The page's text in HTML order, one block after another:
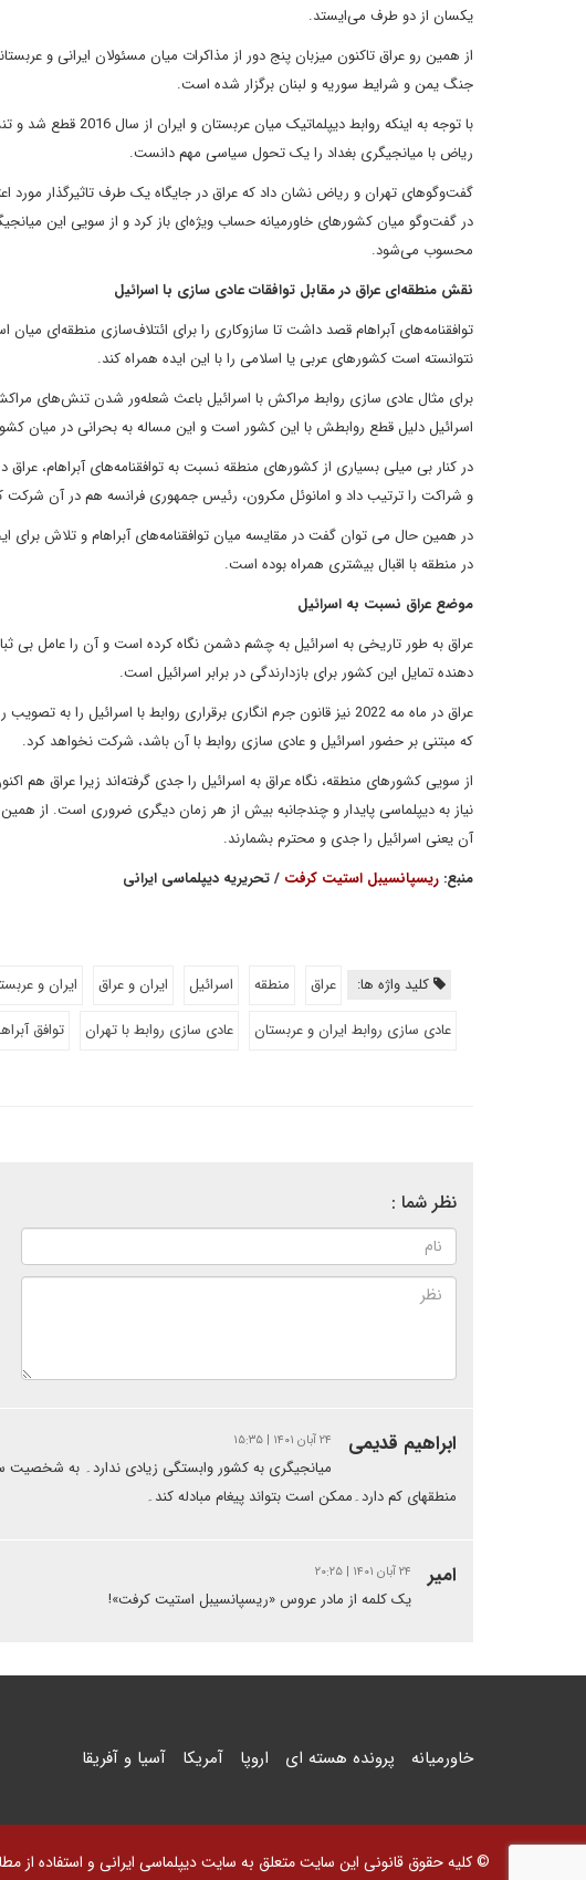
یکسان از دو طرف می‌ایستد.
از همین رو عراق تاکنون میزبان پنج دور از مذاکرات میان مسئولان ایرانی و
جنگ یمن و شرایط سوریه و لبنان برگزار شده است.
با توجه به اینکه
ریاض با میانجیگری بغداد را یک تحول سیاسی مهم دانست.
گفت‌وگوهای تهران و ریاض نشان داد که عراق در جایگاه یک طرف تاثیرگذار مورد
در گفت‌وگو میان کشورهای خاورمیانه حساب ویژه‌ای باز کرد و از سویی این
محسوب می‌شود.
نقش منطقه‌ای عراق در مقابل توافقات عادی سازی با اسرائیل
توافقنامه‌های آبراهام قصد داشت تا سازوکاری را برای ائتلاف‌سازی منطقه‌ای
نتوانسته است کشورهای عربی یا اسلامی را با این ایده همراه کند.
برای مثال عادی سازی روابط مراکش با اسرائیل باعث شعله‌ور شدن تنش‌های
اسرائیل دلیل قطع روابطش با این کشور است و این مساله به بحرانی در میان
و شراکت را ترتیب داد و امانوئل مکرون، رئیس جمهوری فرانسه هم در آن شرکت
در همین حال می توان گفت در مقایسه میان توافقنامه‌های آبراهام و تلاش برای
در منطقه با اقبال بیشتری همراه بوده است.
موضع عراق نسبت به اسرائیل
عراق به طور تاریخی به اسرائیل به چشم دشمن نگاه کرده است و آن را عامل بی
دهنده تمایل این کشور برای بازدارندگی در برابر اسرائیل است.
عراق در ماه مه 2022 نیز قانون جرم انگاری برقراری روابط با
که مبتنی بر حضور اسرائیل و عادی سازی روابط با آن باشد، شرکت نخواهد کرد.
از سویی کشورهای منطقه، نگاه عراق به اسرائیل را جدی گرفته‌اند زیرا عراق هم
نیاز به دیپلماسی پایدار و چندجانبه بیش از هر زمان دیگری ضروری است. از
آن یعنی اسرائیل را جدی و محترم بشمارند.
منبع: ریسپانسیبل استیت کرفت / تحریریه دیپلماسی ایرانی
کلید واژه ها: عراق منطقه اسرائیل ایران و عراق ایران و
عادی سازی روابط ایران و عربستان
عادی سازی روابط با تهران توافق
نظر شما :
ابراهیم قدیمی ۲۴ آبان ۱۴۰۱ | ۱۵:۳۵
میانجیگری به کشور وابستگی زیادی ندارد۔ به
منطقهای کم دارد۔ممکن است بتواند پیغام مبادله کند۔
امیر ۲۴ آبان ۱۴۰۱ | ۲۰:۲۵
یک کلمه از مادر عروس «ریسپانسیبل استیت کرفت»!
خاورمیانه پرونده هسته ای اروپا آمریکا آسیا و آفریقا
© کلیه حقوق قانونی این سایت متعلق به سایت دیپلماسی ایرانی و استفاده از